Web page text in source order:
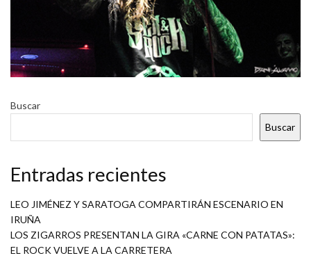
Buscar
Buscar
Entradas recientes
LEO JIMÉNEZ Y SARATOGA COMPARTIRÁN ESCENARIO EN
IRUÑA
LOS ZIGARROS PRESENTAN LA GIRA «CARNE CON PATATAS»:
EL ROCK VUELVE A LA CARRETERA